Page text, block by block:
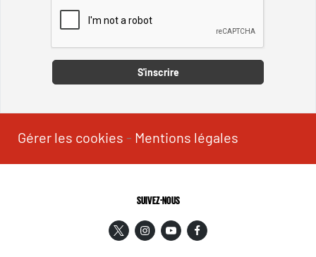
S'inscrire
Gérer les cookies - Mentions légales
SUIVEZ-NOUS